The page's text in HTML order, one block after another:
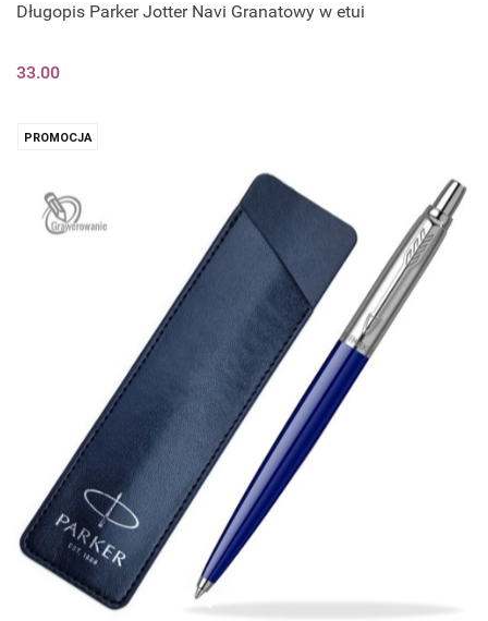
Długopis Parker Jotter Navi Granatowy w etui
33.00
PROMOCJA